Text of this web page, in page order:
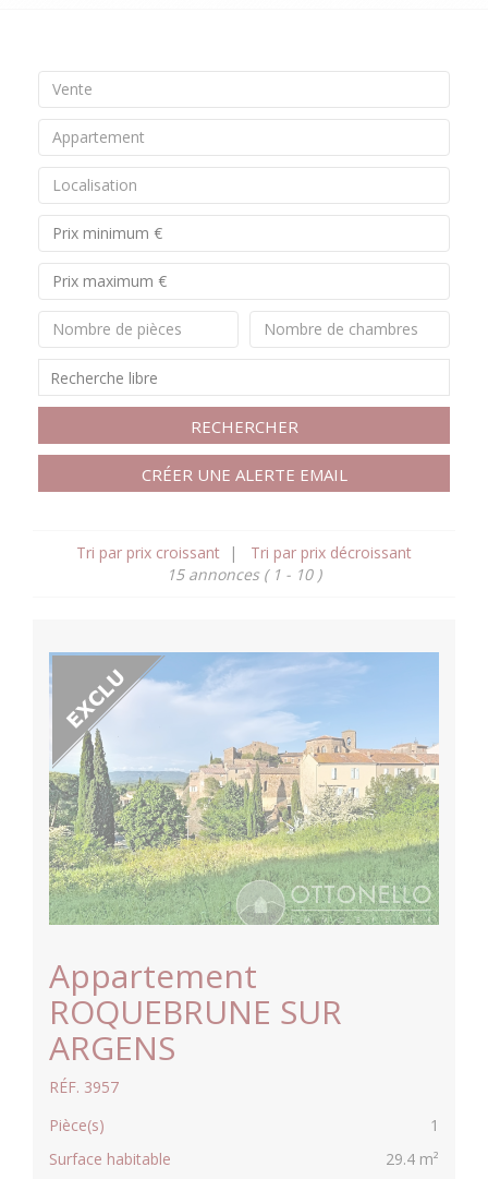
Vente
Appartement
Localisation
Nombre de pièces Nombre de chambres
RECHERCHER
CRÉER UNE ALERTE EMAIL
Tri par prix croissant |
Tri par prix décroissant
15 annonces ( 1 - 10 )
Appartement
ROQUEBRUNE SUR
ARGENS
RÉF. 3957
Pièce(s)
1
Surface habitable
29.4 m²